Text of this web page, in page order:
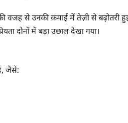
वजह से उनकी कमाई में तेज़ी से
दोनों में बड़ा उछाल देखा गया।
जैसे: